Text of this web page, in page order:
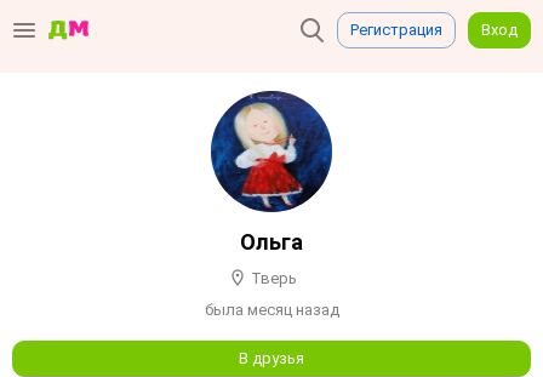
Регистрация Вход
Ольга
Тверь
была месяц назад
В друзья